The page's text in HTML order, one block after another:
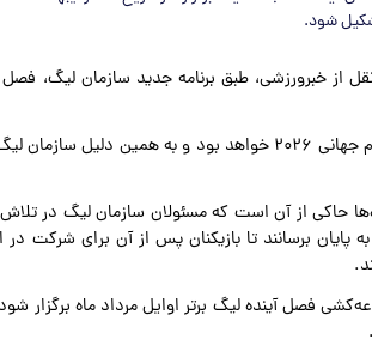
شود.
فصلی که منتهی به جام جهانی ۲۰۲۶ خواهد بود و به
حاکی از آن است که مسئولان سازمان لیگ در
فصل آینده لیگ برتر اوایل مرداد ماه برگزار